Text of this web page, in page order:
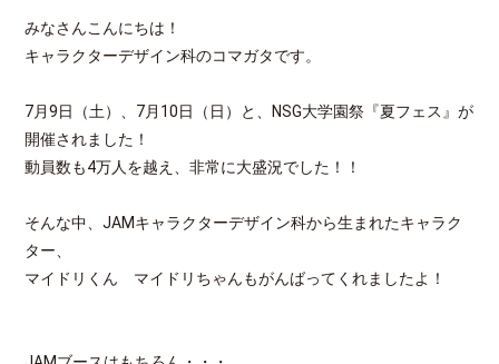
みなさんこんにちは！
キャラクターデザイン科のコマガタです。
7月9日（土）、7月10日（日）と、NSG大学園祭『夏フェス』が
開催されました！
動員数も4万人を越え、非常に大盛況でした！！
そんな中、JAMキャラクターデザイン科から生まれたキャラク
ター、
マイドリくん マイドリちゃんもがんばってくれましたよ！